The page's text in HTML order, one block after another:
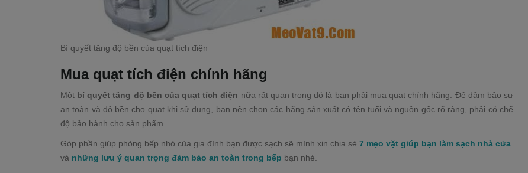
Bí quyết tăng độ bền của quạt tích điện
Mua quạt tích điện chính hãng
Một bí quyết tăng độ bền của quạt tích điện nữa rất quan trọng đó là bạn phải mua quạt chính hãng. Để đảm bảo sự
an toàn và độ bền cho quạt khi sử dụng, bạn nên chọn các hãng sản xuất có tên tuổi và nguồn gốc rõ ràng, phải có chế
độ bảo hành cho sản phẩm…
Góp phần giúp phòng bếp nhỏ của gia đình bạn được sạch sẽ mình xin chia sẻ 7 mẹo vặt giúp bạn làm sạch nhà cửa
và những lưu ý quan trọng đảm bảo an toàn trong bếp bạn nhé.